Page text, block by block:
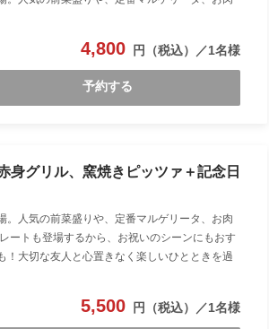
4,800
予約する
グリル、窯焼きピッツァ＋記念日
人気の前菜盛りや、定番マルゲリータ、お肉
ートも登場するから、お祝いのシーンにもおす
大切な友人と心置きなく楽しいひとときを過
5,500